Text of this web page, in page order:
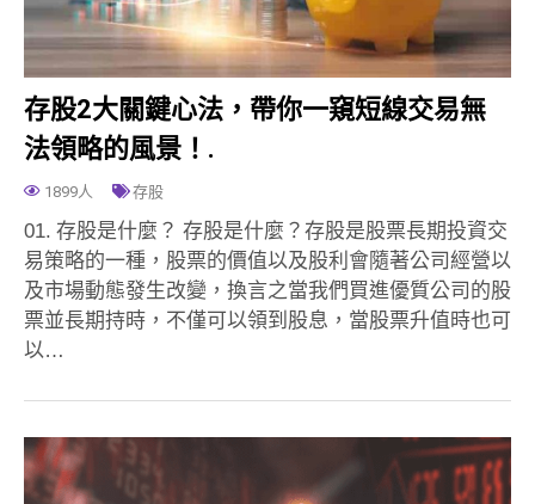
存股2大關鍵心法，帶你一窺短線交易無
法領略的風景！.
1899人 存股
01. 存股是什麼？ 存股是什麼？存股是股票長期投資交
易策略的一種，股票的價值以及股利會隨著公司經營以
及市場動態發生改變，換言之當我們買進優質公司的股
票並長期持時，不僅可以領到股息，當股票升值時也可
以…